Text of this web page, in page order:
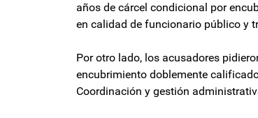
años de cárcel condicional por
en calidad de funcionario público y
Por otro lado, los acusadores
encubrimiento doblemente
Coordinación y gestión